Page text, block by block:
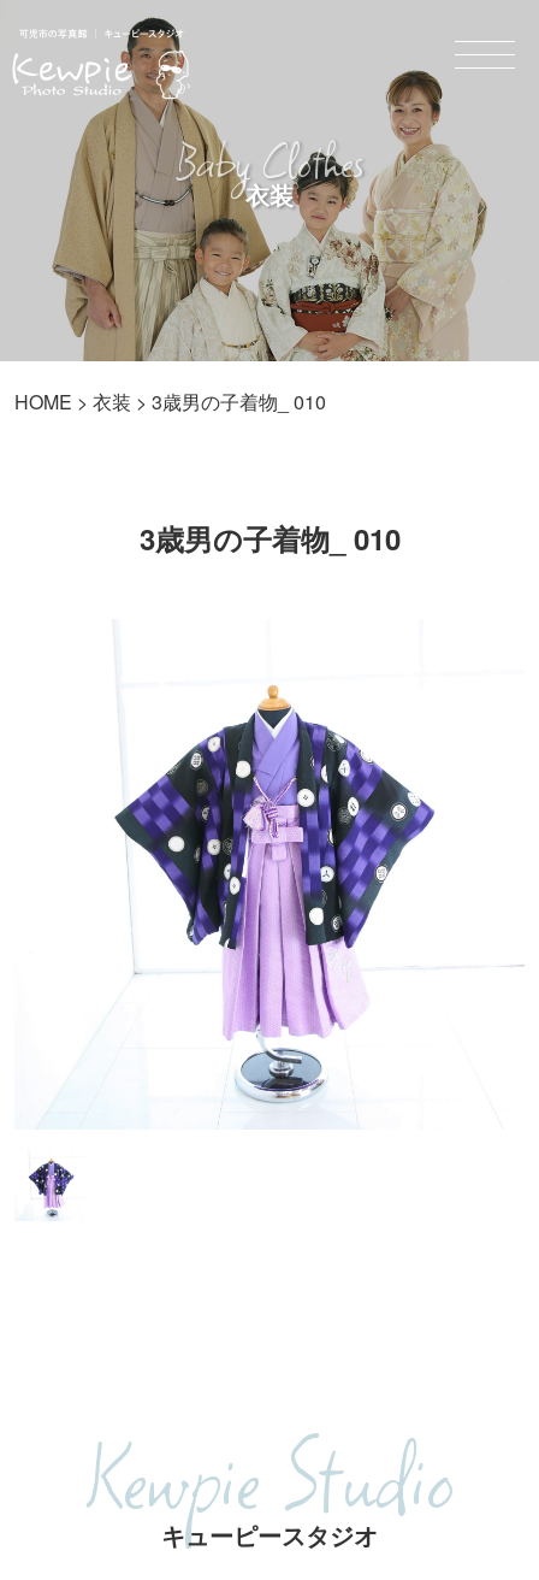
Baby Clothes
衣装
HOME > 衣装 > 3歳男の子着物_ 010
3歳男の子着物_ 010
Kewpie Studio
キューピースタジオ